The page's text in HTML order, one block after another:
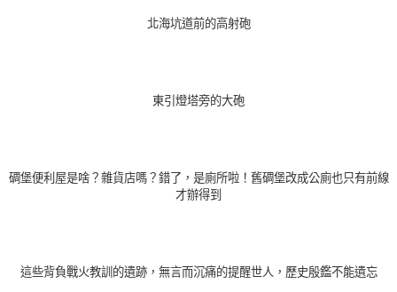
北海坑道前的高射砲
東引燈塔旁的大砲
碉堡便利屋是啥？雜貨店嗎？錯了，是廁所啦！舊碉堡改成公廁也只有前線
才辦得到
這些背負戰火教訓的遺跡，無言而沉痛的提醒世人，歷史殷鑑不能遺忘